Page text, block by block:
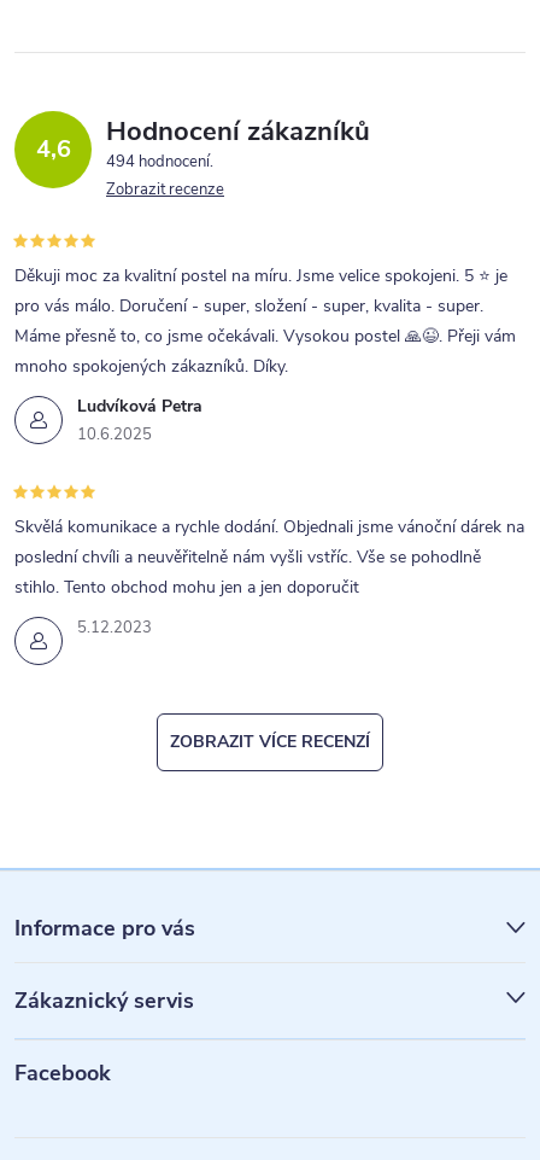
4,6 Hodnocení zákazníků
494 hodnocení
Zobrazit recenze
Ludvíková Petra
10.6.2025
Děkuji moc za kvalitní postel na míru. Jsme velice spokojeni. 5 ⭐ je
pro vás málo. Doručení - super, složení - super, kvalita - super.
Máme přesně to, co jsme očekávali. Vysokou postel 🙏😉. Přeji vám
mnoho spokojených zákazníků. Díky.
5.12.2023
Skvělá komunikace a rychle dodání. Objednali jsme vánoční dárek na
poslední chvíli a neuvěřitelně nám vyšli vstříc. Vše se pohodlně
stihlo. Tento obchod mohu jen a jen doporučit
ZOBRAZIT VÍCE RECENZÍ
á
p
a
Informace pro vás
Zákaznický servis
Facebook